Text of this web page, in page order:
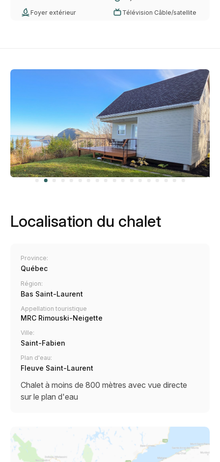
Foyer extérieur Télévision Câble/satellite
Localisation du chalet
Province:
Québec
Région:
Bas Saint-Laurent
Appellation touristique
MRC Rimouski-Neigette
Ville:
Saint-Fabien
Plan d'eau:
Fleuve Saint-Laurent
Chalet à moins de 800 mètres avec vue directe
sur le plan d'eau